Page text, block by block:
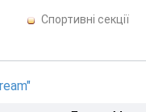
Спортивні секції